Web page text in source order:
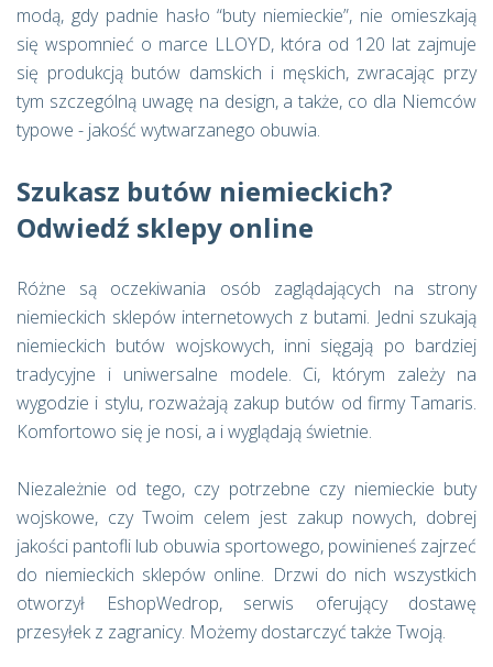
modą, gdy padnie hasło “buty niemieckie”, nie omieszkają
się wspomnieć o marce LLOYD, która od 120 lat zajmuje
się produkcją butów damskich i męskich, zwracając przy
tym szczególną uwagę na design, a także, co dla Niemców
typowe - jakość wytwarzanego obuwia.
Szukasz butów niemieckich?
Odwiedź sklepy online
Różne są oczekiwania osób zaglądających na strony
niemieckich sklepów internetowych z butami. Jedni szukają
niemieckich butów wojskowych, inni sięgają po bardziej
tradycyjne i uniwersalne modele. Ci, którym zależy na
wygodzie i stylu, rozważają zakup butów od firmy Tamaris.
Komfortowo się je nosi, a i wyglądają świetnie.
Niezależnie od tego, czy potrzebne czy niemieckie buty
wojskowe, czy Twoim celem jest zakup nowych, dobrej
jakości pantofli lub obuwia sportowego, powinieneś zajrzeć
do niemieckich sklepów online. Drzwi do nich wszystkich
otworzył EshopWedrop, serwis oferujący dostawę
przesyłek z zagranicy. Możemy dostarczyć także Twoją.